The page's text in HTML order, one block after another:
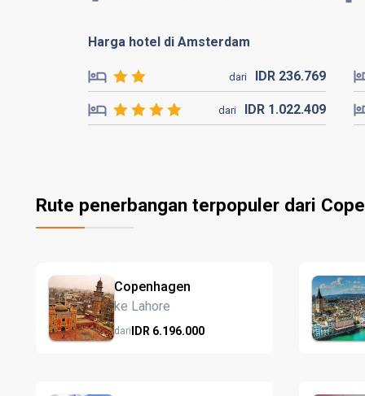
Harga hotel di Amsterdam
dari IDR 236.769
dari IDR 1.022.409
Rute penerbangan terpopuler dari
Copenhagen
ke Lahore
dariIDR 6.196.000